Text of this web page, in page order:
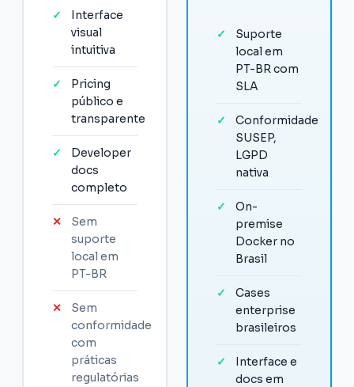
✓
Interface
visual
intuitiva
✓
Pricing
público e
transparente
✓
Developer
docs
completo
✕
Sem
suporte
local em
PT-BR
✕
Sem
conformidade
com
práticas
regulatórias
✓
Suporte
local em
PT-BR com
SLA
✓
Conformidade
SUSEP,
LGPD
nativa
✓
On-
premise
Docker no
Brasil
✓
Cases
enterprise
brasileiros
✓
Interface e
docs em